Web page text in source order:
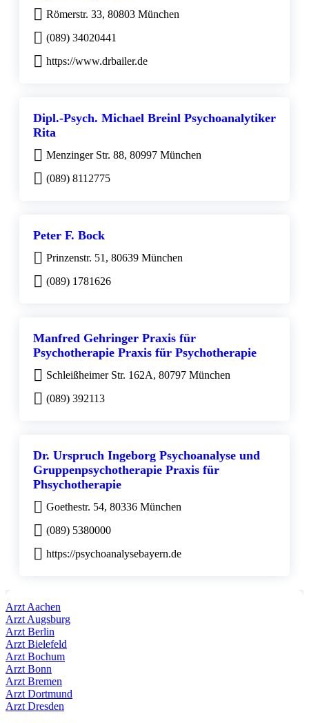
Römerstr. 33, 80803 München
(089) 34020441
https://www.drbailer.de
Dipl.-Psych. Michael Breinl Psychoanalytiker
Rita
Menzinger Str. 88, 80997 München
(089) 8112775
Peter F. Bock
Prinzenstr. 51, 80639 München
(089) 1781626
Manfred Gehringer Praxis für
Psychotherapie Praxis für Psychotherapie
Schleißheimer Str. 162A, 80797 München
(089) 392113
Dr. Urspruch Ingeborg Psychoanalyse und
Gruppenpsychotherapie Praxis für
Phsychotherapie
Goethestr. 54, 80336 München
(089) 5380000
https://psychoanalysebayern.de
Arzt Aachen
Arzt Augsburg
Arzt Berlin
Arzt Bielefeld
Arzt Bochum
Arzt Bonn
Arzt Bremen
Arzt Dortmund
Arzt Dresden